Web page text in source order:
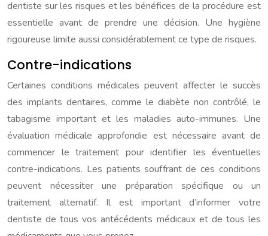
dentiste sur les risques et les bénéfices de la procédure est
essentielle avant de prendre une décision. Une hygiène
rigoureuse limite aussi considérablement ce type de risques.
Contre-indications
Certaines conditions médicales peuvent affecter le succès
des implants dentaires, comme le diabète non contrôlé, le
tabagisme important et les maladies auto-immunes. Une
évaluation médicale approfondie est nécessaire avant de
commencer le traitement pour identifier les éventuelles
contre-indications. Les patients souffrant de ces conditions
peuvent nécessiter une préparation spécifique ou un
traitement alternatif. Il est important d’informer votre
dentiste de tous vos antécédents médicaux et de tous les